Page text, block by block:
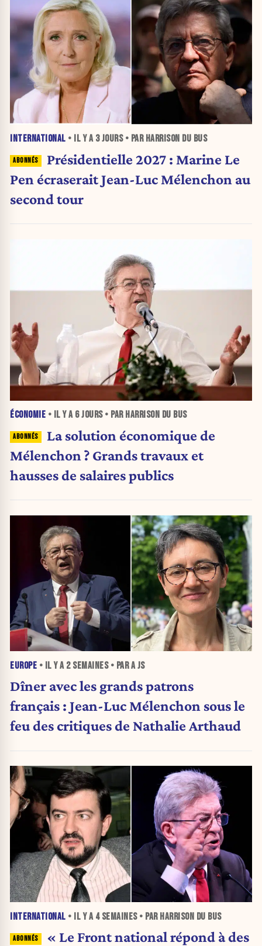
INTERNATIONAL • IL Y A 3 JOURS• PAR HARRISON DU BUS
Présidentielle 2027 : Marine Le
Pen écraserait Jean-Luc Mélenchon au
second tour
ÉCONOMIE • IL Y A 6 JOURS• PAR HARRISON DU BUS
La solution économique de
Mélenchon ? Grands travaux et
hausses de salaires publics
EUROPE • IL Y A 2 SEMAINES• PAR A JS
Dîner avec les grands patrons
français : Jean-Luc Mélenchon sous le
feu des critiques de Nathalie Arthaud
INTERNATIONAL • IL Y A 4 SEMAINES• PAR HARRISON DU BUS
« Le Front national répond à des